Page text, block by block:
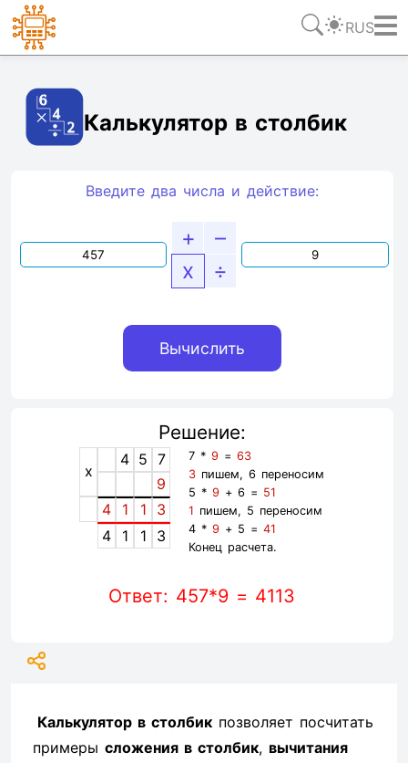
RUS
Калькулятор в столбик
Введите два числа и действие:
+
–
x
÷
Решение:
x
4 5 7
9
4
1 1
3
4
1 1 3
7 *9 =63
3 пишем, 6 переносим
5 *9 + 6 = 51
1 пишем, 5 переносим
4 *9 + 5 =41
Конец расчета.
Ответ: 457*9 = 4113
Калькулятор в столбик позволяет посчитать
примеры сложения в столбик, вычитания